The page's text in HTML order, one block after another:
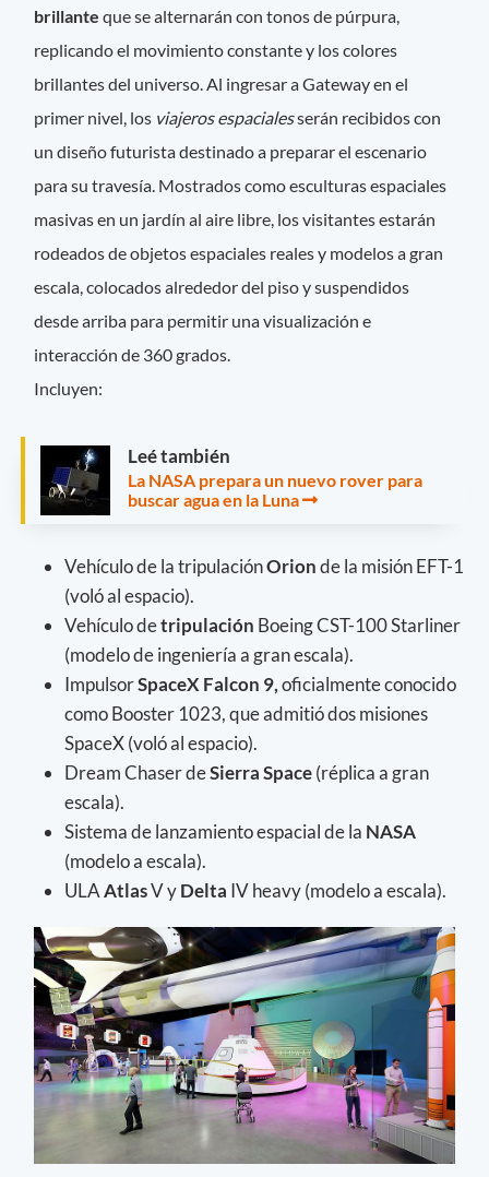
brillanteque se alternarán con tonos de púrpura,
replicando el movimiento constante y los colores
brillantes del universo. Al ingresar a Gateway en el
primer nivel, los viajeros espacialesserán recibidos con
un diseño futurista destinado a preparar el escenario
para su travesía. Mostrados como esculturas espaciales
masivas en un jardín al aire libre, los visitantes estarán
rodeados de objetos espaciales reales y modelos a gran
escala, colocados alrededor del piso y suspendidos
desde arriba para permitir una visualización e
interacción de 360 grados.
Incluyen:
Leé también
La NASA prepara un nuevo rover para
buscar agua en la Luna
Vehículo de la tripulaciónOrionde la misión EFT-1
(voló al espacio).
Vehículo detripulación Boeing CST-100 Starliner
(modelo de ingeniería a gran escala).
ImpulsorSpaceX Falcon 9,oficialmente conocido
como Booster 1023, que admitió dos misiones
SpaceX (voló al espacio).
Dream Chaser deSierra Space(réplica a gran
escala).
Sistema de lanzamiento espacial de la NASA
(modelo a escala).
ULAAtlasV yDelta IV heavy (modelo a escala).